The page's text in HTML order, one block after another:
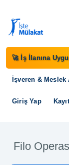
🚀 İş İlanına
İşveren & Meslek
Giriş Yap
Filo